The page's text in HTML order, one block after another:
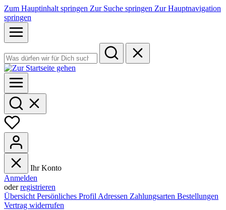
Zum Hauptinhalt springen Zur Suche springen Zur Hauptnavigation
springen
Ihr Konto
Anmelden
oderregistrieren
Übersicht Persönliches Profil Adressen Zahlungsarten Bestellungen
Vertrag widerrufen